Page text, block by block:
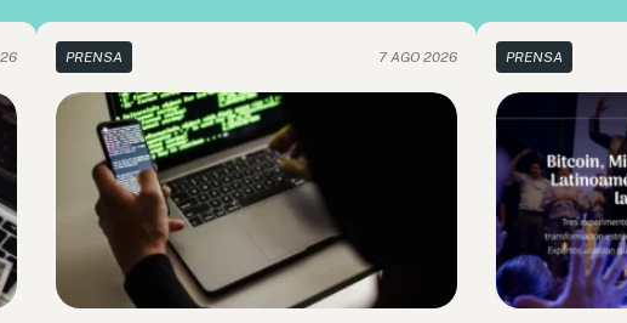
PRENSA 7 AGO 2026 PRENSA